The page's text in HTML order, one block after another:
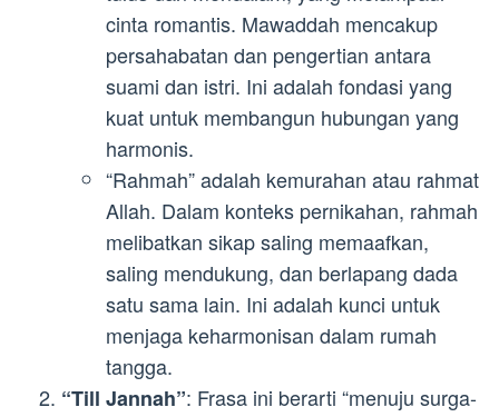
cinta romantis. Mawaddah mencakup
persahabatan dan pengertian antara
suami dan istri. Ini adalah fondasi yang
kuat untuk membangun hubungan yang
harmonis.
“Rahmah” adalah kemurahan atau rahmat
Allah. Dalam konteks pernikahan, rahmah
melibatkan sikap saling memaafkan,
saling mendukung, dan berlapang dada
satu sama lain. Ini adalah kunci untuk
menjaga keharmonisan dalam rumah
tangga.
“Till Jannah”: Frasa ini berarti “menuju surga-